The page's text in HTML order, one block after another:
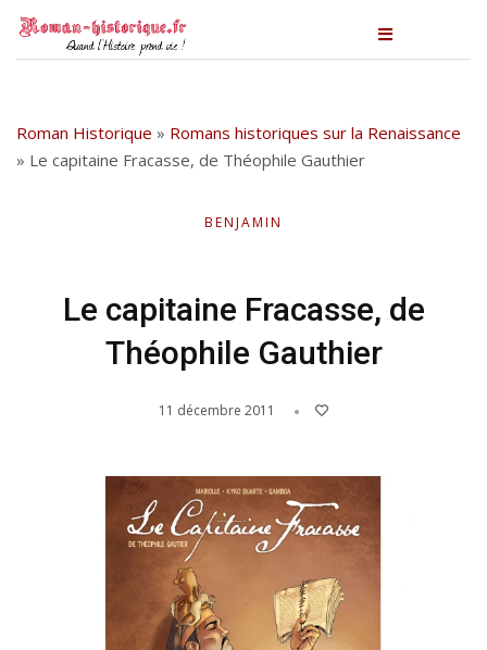
Roman Historique » Romans historiques sur la Renaissance
» Le capitaine Fracasse, de Théophile Gauthier
BENJAMIN
Le capitaine Fracasse, de
Théophile Gauthier
11 décembre 2011